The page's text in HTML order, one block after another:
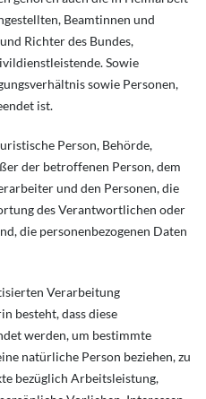
Beamtinnen und
Richter des Bundes,
Sowie
sowie Personen,
ist.
Person, Behörde,
der betroffenen Person, dem
und den Personen, die
des Verantwortlichen oder
die personenbezogenen Daten
Verarbeitung
besteht, dass diese
werden, um bestimmte
natürliche Person beziehen, zu
bezüglich Arbeitsleistung,